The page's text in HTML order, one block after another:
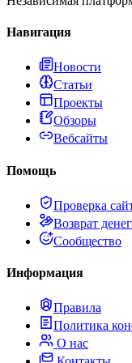
Навигация
Новости
Статьи
Проекты
Обзоры
Вебсайты
Помощь
Проверка
Возврат денег
Сообщество
Информация
Правила
Политика
О нас